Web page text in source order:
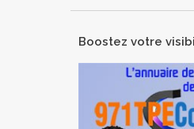
Boostez votre